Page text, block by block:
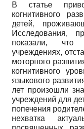
В статье
когнитивного
детей,
Исследования,
показали,
учреждениях,
моторного
когнитивного
языкового
лет произошли
учреждений для
попечения
нехватка